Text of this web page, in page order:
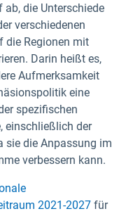
die Unterschiede
verschiedenen
die Regionen mit
Darin heißt es,
Aufmerksamkeit
eine
spezifischen
einschließlich der
sie die Anpassung im
verbessern kann.
2021-2027 für